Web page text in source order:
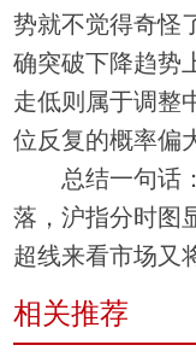
势就不觉得奇怪
确突破下降趋势
走低则属于调整
位反复的概率偏
总结一句话：
落，沪指分时图
超线来看市场又
相关推荐